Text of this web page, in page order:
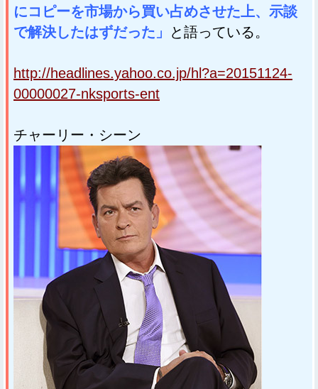
にコピーを市場から買い占めさせた上、示談
で解決したはずだった」
と語っている。
http://headlines.yahoo.co.jp/hl?a=20151124-
00000027-nksports-ent
チャーリー・シーン